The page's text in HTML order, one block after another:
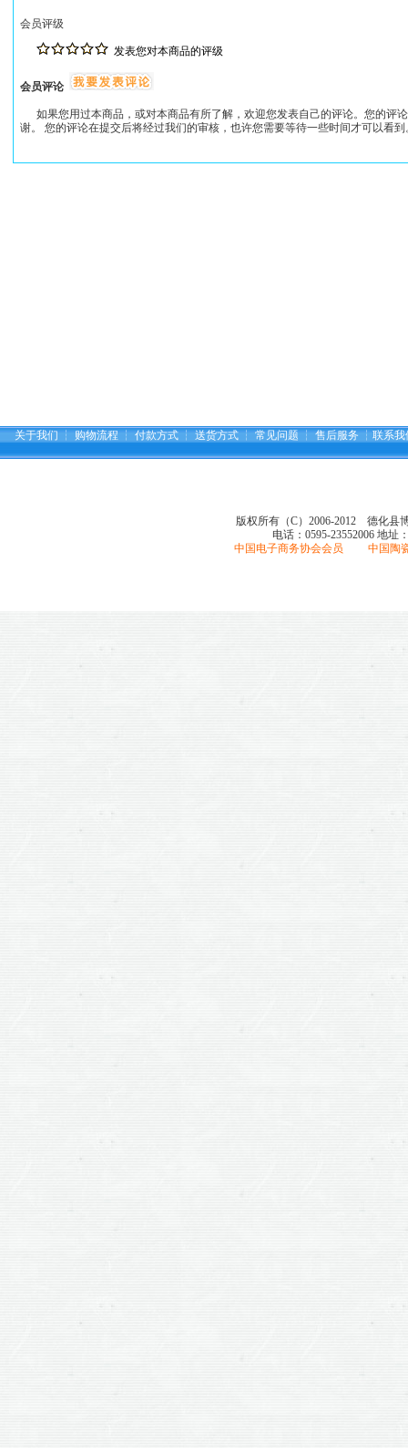
会员评级
发表您对本商品的评级
会员评论
如果您用过本商品，或对本商品有所了解，欢迎您发表自己的评论。您的评
谢。 您的评论在提交后将经过我们的审核，也许您需要等待一些时间才可以看
关于我们 ┆ 购物流程 ┆ 付款方式 ┆ 送货方式 ┆ 常见问题 ┆ 售后服务 ┆ 联系我
版权所有（C）2006-2012 德化县
电话：0595-23552006 地址
中国电子商务协会会员 中国陶